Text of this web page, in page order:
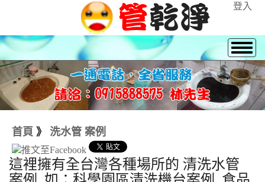
登入
首頁 》 洗水管 案例
這裡擁有全台灣各種場所的 清洗水管